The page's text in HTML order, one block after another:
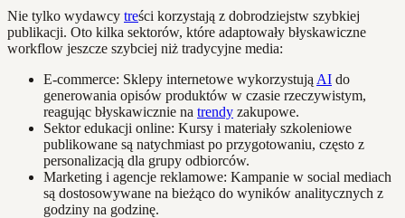
Nie tylko wydawcy treści korzystają z dobrodziejstw szybkiej
publikacji. Oto kilka sektorów, które adaptowały błyskawiczne
workflow jeszcze szybciej niż tradycyjne media:
E-commerce: Sklepy internetowe wykorzystują AI do
generowania opisów produktów w czasie rzeczywistym,
reagując błyskawicznie na trendy zakupowe.
Sektor edukacji online: Kursy i materiały szkoleniowe
publikowane są natychmiast po przygotowaniu, często z
personalizacją dla grupy odbiorców.
Marketing i agencje reklamowe: Kampanie w social mediach
są dostosowywane na bieżąco do wyników analitycznych z
godziny na godzinę.